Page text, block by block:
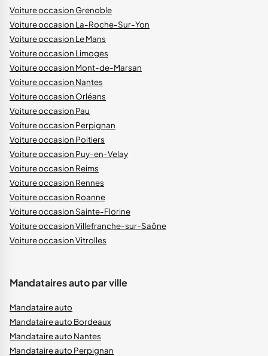
Voiture occasion Grenoble
Voiture occasion La-Roche-Sur-Yon
Voiture occasion Le Mans
Voiture occasion Limoges
Voiture occasion Mont-de-Marsan
Voiture occasion Nantes
Voiture occasion Orléans
Voiture occasion Pau
Voiture occasion Perpignan
Voiture occasion Poitiers
Voiture occasion Puy-en-Velay
Voiture occasion Reims
Voiture occasion Rennes
Voiture occasion Roanne
Voiture occasion Sainte-Florine
Voiture occasion Villefranche-sur-Saône
Voiture occasion Vitrolles
Mandataires auto par ville
Mandataire auto
Mandataire auto Bordeaux
Mandataire auto Nantes
Mandataire auto Perpignan